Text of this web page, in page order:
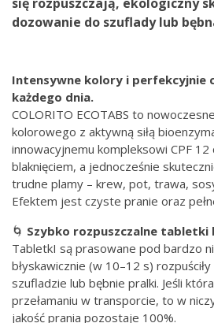
się rozpuszczają, ekologiczny
dozowanie do szuflady lub
Intensywne kolory i perfekcyjnie
każdego dnia.
COLORITO ECOTABS to
kolorowego z aktywną siłą
innowacyjnemu kompleksowi CPF
blaknięciem, a jednocześnie
trudne plamy – krew, pot, trawa,
Efektem jest czyste pranie oraz
🌀 Szybko rozpuszczalne tabletki
TabletkI są prasowane pod bardzo
błyskawicznie (w 10–12 s)
szufladzie lub bębnie pralki. Jeśli
przełamaniu w transporcie, to w
jakość prania pozostaje 100%.